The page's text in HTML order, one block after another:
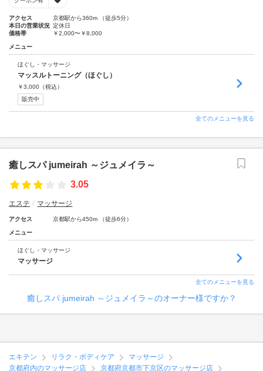
アクセス
京都駅から360m （徒歩5分）
本日の営業状況 定休日
価格帯
￥2,000〜￥8,000
メニュー
ほぐし・マッサージ
マッスルトーニング（ほぐし）
￥3,000 （税込）
販売中
全てのメニューを見る
癒しスパ jumeirah ～ジュメイラ～
3.05
エステ マッサージ
アクセス 京都駅から450m （徒歩6分）
メニュー
ほぐし・マッサージ
マッサージ
全てのメニューを見る
癒しスパ jumeirah ～ジュメイラ～のオーナー様ですか？
エキテン リラク・ボディケア
マッサージ
京都府内のマッサージ店
京都府京都市下京区のマッサージ店